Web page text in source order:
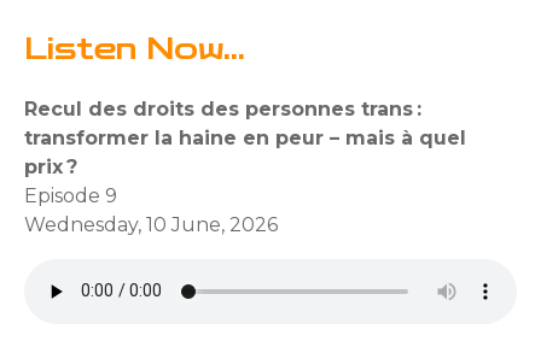
Listen Now...
Recul des droits des personnes trans :
transformer la haine en peur – mais à quel
prix ?
Episode 9
Wednesday, 10 June, 2026